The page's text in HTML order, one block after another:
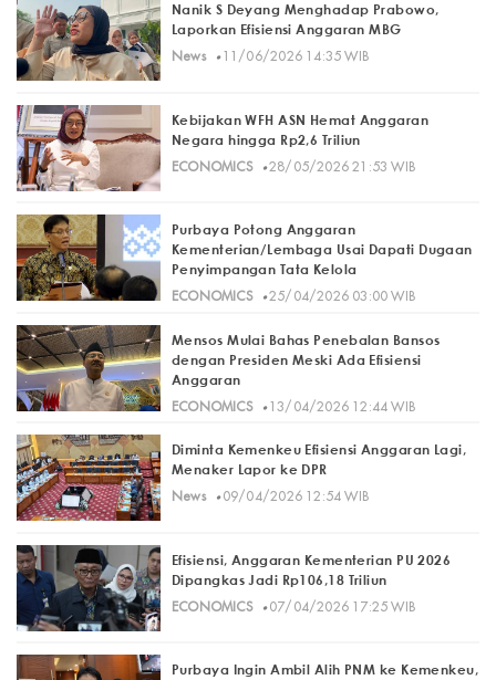
Nanik S Deyang Menghadap Prabowo,
Laporkan Efisiensi Anggaran MBG
News· 11/06/2026 14:35 WIB
Kebijakan WFH ASN Hemat Anggaran
Negara hingga Rp2,6 Triliun
ECONOMICS· 28/05/2026 21:53 WIB
Purbaya Potong Anggaran
Kementerian/Lembaga Usai Dapati Dugaan
Penyimpangan Tata Kelola
ECONOMICS· 25/04/2026 03:00 WIB
Mensos Mulai Bahas Penebalan Bansos
dengan Presiden Meski Ada Efisiensi
Anggaran
ECONOMICS· 13/04/2026 12:44 WIB
Diminta Kemenkeu Efisiensi Anggaran Lagi,
Menaker Lapor ke DPR
News· 09/04/2026 12:54 WIB
Efisiensi, Anggaran Kementerian PU 2026
Dipangkas Jadi Rp106,18 Triliun
ECONOMICS· 07/04/2026 17:25 WIB
Purbaya Ingin Ambil Alih PNM ke Kemenkeu,